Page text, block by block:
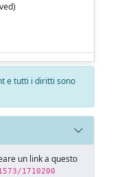
e tutti i diritti sono
un link a questo
1710200